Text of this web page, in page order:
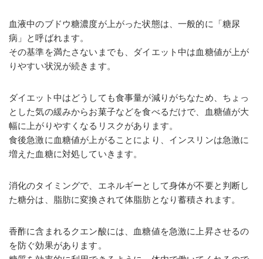
血液中のブドウ糖濃度が上がった状態は、一般的に「糖尿
病」と呼ばれます。
その基準を満たさないまでも、ダイエット中は血糖値が上が
りやすい状況が続きます。
ダイエット中はどうしても食事量が減りがちなため、ちょっ
とした気の緩みからお菓子などを食べるだけで、血糖値が大
幅に上がりやすくなるリスクがあります。
食後急激に血糖値が上がることにより、インスリンは急激に
増えた血糖に対処していきます。
消化のタイミングで、エネルギーとして身体が不要と判断し
た糖分は、脂肪に変換されて体脂肪となり蓄積されます。
香酢に含まれるクエン酸には、血糖値を急激に上昇させるの
を防ぐ効果があります。